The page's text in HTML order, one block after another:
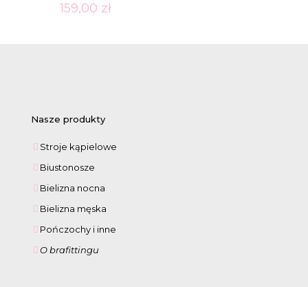
159,00 zł
Nasze produkty
Stroje kąpielowe
Biustonosze
Bielizna nocna
Bielizna męska
Pończochy i inne
O brafittingu